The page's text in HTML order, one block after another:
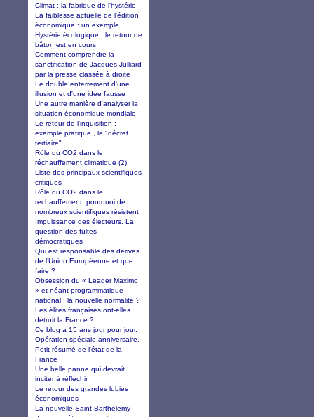
Climat : la fabrique de l'hystérie
La faiblesse actuelle de l'édition
économique : un exemple.
Hystérie écologique : le retour de
bâton est en cours
Comment comprendre la
sanctification de Jacques Julliard
par la presse classée à droite
Le double enterrement d'une
illusion et d'une idée fausse
Une autre manière d'analyser la
situation économique mondiale
Le retour de l'inquisition :
exemple pratique , le "décret
tertiaire".
Rôle du CO2 dans le
réchauffement climatique (2).
Liste des principaux scientifiques
critiques
Rôle du CO2 dans le
réchauffement :pourquoi de
nombreux scientifiques résistent
Impuissance des électeurs. La
question des fuites
démocratiques
Qui est responsable des dérives
de l’Union Européenne et que
faire ?
Obsession du « Leader Maximo
» et néant programmatique
national : la nouvelle normalité ?
Les élites françaises ont-elles
détruit la France ?
Ce blog a 15 ans jour pour jour.
Opération spéciale anniversaire.
Petit résumé de l'état de la
France
Une belle panne qui devrait
inciter à réfléchir
Le retour des grandes lubies
économiques
La nouvelle Saint-Barthélemy